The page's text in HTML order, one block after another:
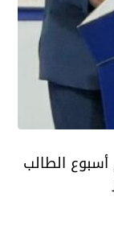
الطالب